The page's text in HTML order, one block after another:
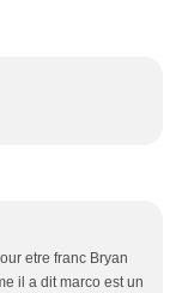
etre franc Bryan
il a dit marco est un